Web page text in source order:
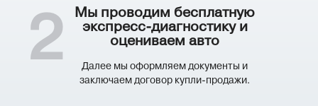
2
Мы проводим бесплатную
экспресс-диагностику и
оцениваем авто
Далее мы оформляем документы и
заключаем договор купли-продажи.